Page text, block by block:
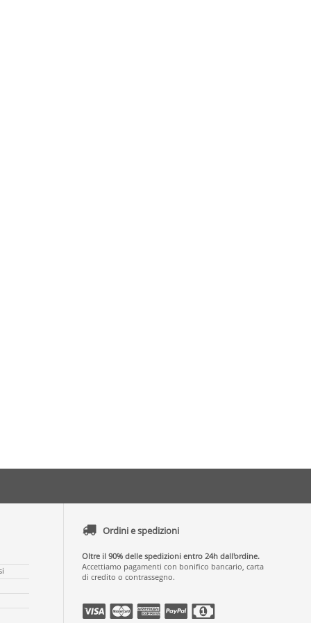
Ordini e spedizioni
Oltre il 90% delle spedizioni entro 24h dall'ordine.
Accettiamo pagamenti con bonifico bancario, carta
di credito o contrassegno.